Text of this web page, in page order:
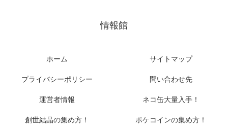
情報館
ホーム サイトマップ
プライバシーポリシー 問い合わせ先
運営者情報 ネコ缶大量入手！
創世結晶の集め方！ ポケコインの集め方！